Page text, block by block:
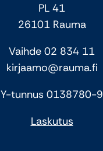
PL 41
26101 Rauma
Vaihde 02 834 11
kirjaamo@rauma.fi
Y-tunnus 0138780-9
Laskutus